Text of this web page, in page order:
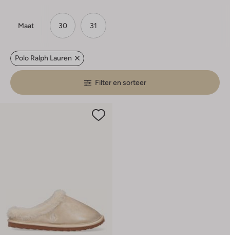
Maat 30 31
Polo Ralph Lauren
Filter en sorteer